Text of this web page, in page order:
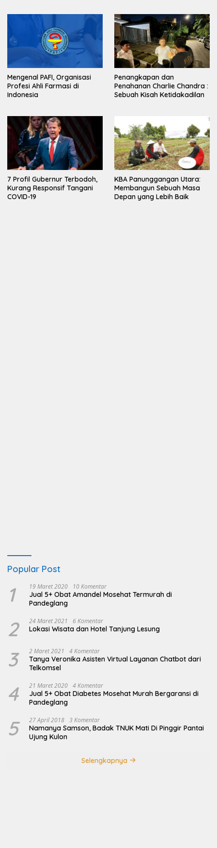
Mengenal PAFI, Organisasi
Profesi Ahli Farmasi di
Indonesia
Penangkapan dan
Penahanan Charlie Chandra :
Sebuah Kisah Ketidakadilan
7 Profil Gubernur Terbodoh,
Kurang Responsif Tangani
COVID-19
KBA Panunggangan Utara:
Membangun Sebuah Masa
Depan yang Lebih Baik
Popular Post
1 19 Maret 2020 10 Komentar
Jual 5+ Obat Amandel Mosehat Termurah di
Pandeglang
2 24 Maret 2021 6 Komentar
Lokasi Wisata dan Hotel Tanjung Lesung
3 2 Maret 2021 4 Komentar
Tanya Veronika Asisten Virtual Layanan Chatbot dari
Telkomsel
4 21 Maret 2020 4 Komentar
Jual 5+ Obat Diabetes Mosehat Murah Bergaransi di
Pandeglang
5 27 April 2018 3 Komentar
Namanya Samson, Badak TNUK Mati Di Pinggir Pantai
Ujung Kulon
Selengkapnya